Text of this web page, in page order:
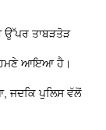
ਉੱਪਰ ਤਾਬੜਤੋੜ
ਆਇਆ ਹੈ।
ਜਦਕਿ ਪੁਲਿਸ ਵੱਲੋਂ